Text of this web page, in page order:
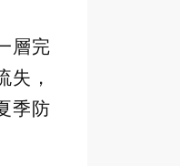
層完
失，
季防